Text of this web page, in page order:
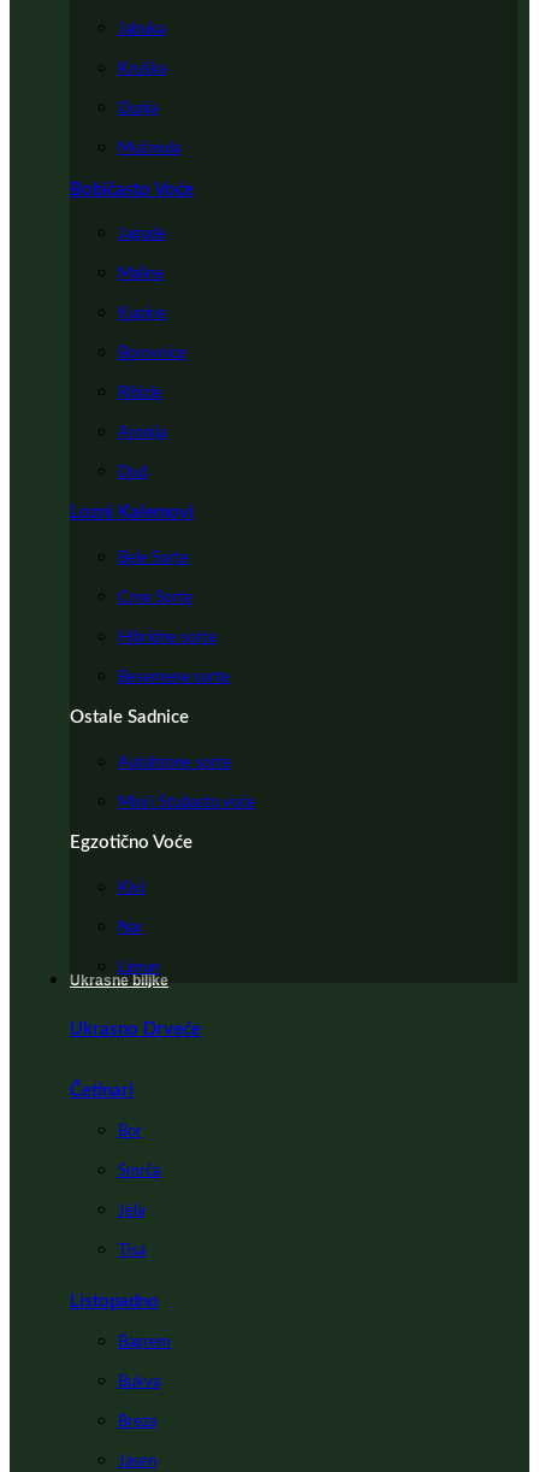
Jabuka
Kruška
Dunja
Mušmula
Bobičasto Voće
Jagode
Maline
Kupine
Borovnice
Ribizle
Aronija
Dud
Lozni Kalemovi
Bele Sorte
Crne Sorte
Hibridne sorte
Besemene sorte
Ostale Sadnice
Autohtone sorte
Mini i Stubasto voće
Egzotično Voće
Kivi
Nar
Limun
Ukrasne biljke
Ukrasno Drveće
Četinari
Bor
Smrča
Jela
Tisa
Listopadno
Bagrem
Bukva
Breza
Jasen